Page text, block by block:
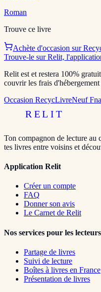
Roman
Trouve ce livre
Achète d'occasion sur
Trouve-le sur Relit,
Relit est et restera 100%
couvrir les frais
Occasion RecycLivreNeuf
RELIT
Ton compagnon de lecture au
tes livres entre voisins et
Application Relit
Créer un compte
FAQ
Donner son avis
Le Carnet de Relit
Nos services pour les lecteurs
Partage de livres
Suivi de lecture
Boîtes à livres en France
Présentation de livres